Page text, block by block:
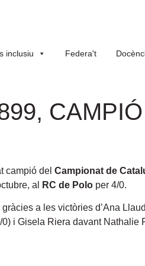
inclusiu Federa't
campió del Campionat de
al
RC de Polo per 4/0.
a les victòries d’Ana
i Gisela Riera davant Nathalie